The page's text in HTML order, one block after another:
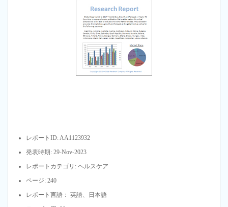
レポートID: AA1123932
発表時期: 29-Nov-2023
レポートカテゴリ: ヘルスケア
ページ: 240
レポート言語： 英語、日本語